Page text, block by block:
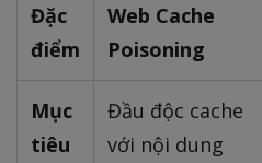
Đặc
điểm
Web Cache
Poisoning
Mục
tiêu
Đầu độc cache
với nội dung